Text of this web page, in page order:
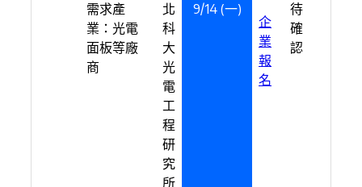
需求產
業：光電
面板等廠
商
北
科
大
光
電
工
程
研
究
所
9/14 (一)
企
業
報
名
待
確
認